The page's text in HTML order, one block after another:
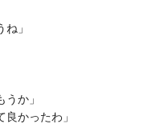
」
か」
かったわ」